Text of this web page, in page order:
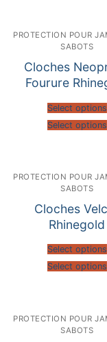
PROTECTION POUR
SABOTS
Cloches
Fourure
Select options
Select options
PROTECTION POUR
SABOTS
Cloches
Rhinegold
Select options
Select options
PROTECTION POUR
SABOTS